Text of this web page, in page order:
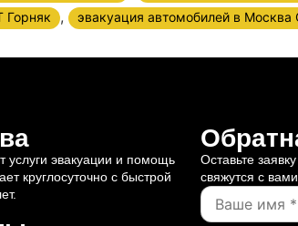
Горняк , эвакуация автомобилей в Москва
услуги эвакуации и помощь
круглосуточно с быстрой
Оставьте
свяжутся с